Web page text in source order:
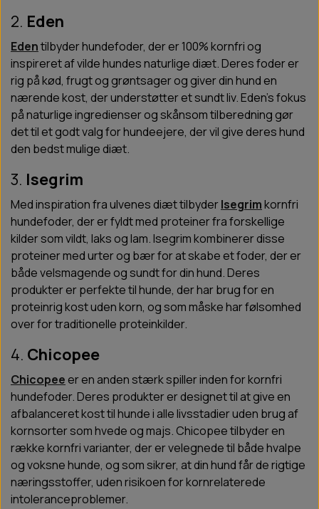
2. Eden
Edentilbyder hundefoder, der er 100% kornfri og
inspireret af vilde hundes naturlige diæt. Deres foder er
rig på kød, frugt og grøntsager og giver din hund en
nærende kost, der understøtter et sundt liv. Eden’s fokus
på naturlige ingredienser og skånsom tilberedning gør
det til et godt valg for hundeejere, der vil give deres hund
den bedst mulige diæt.
3. Isegrim
Med inspiration fra ulvenes diæt tilbyderIsegrimkornfri
hundefoder, der er fyldt med proteiner fra forskellige
kilder som vildt, laks og lam. Isegrim kombinerer disse
proteiner med urter og bær for at skabe et foder, der er
både velsmagende og sundt for din hund. Deres
produkter er perfekte til hunde, der har brug for en
proteinrig kost uden korn, og som måske har følsomhed
over for traditionelle proteinkilder.
4. Chicopee
Chicopeeer en anden stærk spiller inden for kornfri
hundefoder. Deres produkter er designet til at give en
afbalanceret kost til hunde i alle livsstadier uden brug af
kornsorter som hvede og majs. Chicopee tilbyder en
række kornfri varianter, der er velegnede til både hvalpe
og voksne hunde, og som sikrer, at din hund får de rigtige
næringsstoffer, uden risikoen for kornrelaterede
intoleranceproblemer.